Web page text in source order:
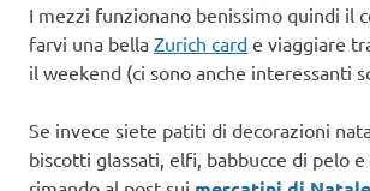
I mezzi funzionano benissimo quindi il
farvi una bella Zurich card e viaggiare
il weekend (ci sono anche interessanti
Se invece siete patiti di decorazioni
biscotti glassati, elfi, babbucce di pelo